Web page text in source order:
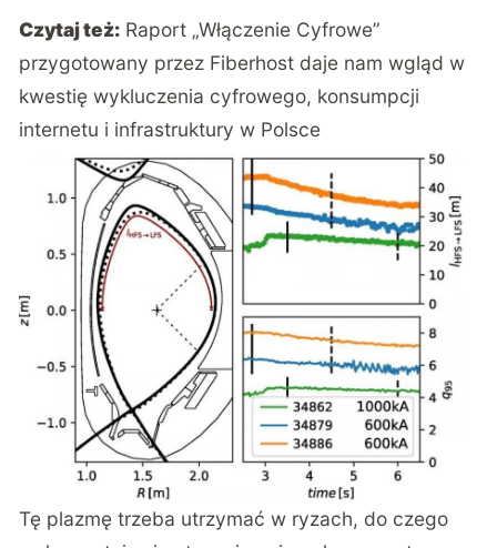
Czytaj też: Raport „Włączenie Cyfrowe”
przygotowany przez Fiberhost daje nam wgląd w
kwestię wykluczenia cyfrowego, konsumpcji
internetu i infrastruktury w Polsce
Tę plazmę trzeba utrzymać w ryzach, do czego